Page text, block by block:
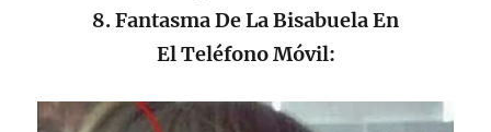
8. Fantasma De La Bisabuela En
El Teléfono Móvil: